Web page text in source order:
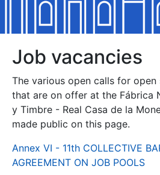
Show/Hide
Show/Hide
Show/Hide
Show/Hide
Job vacancies
The various open calls for
that are on offer at the Fábrica
y Timbre - Real Casa de la
made public on this page.
Annex VI - 11th COLLECTIVE
AGREEMENT ON JOB POOLS